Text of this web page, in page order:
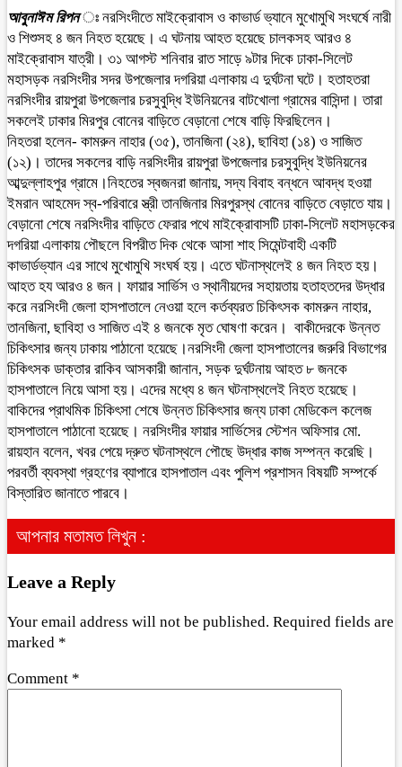
আবুনাঈম রিপনঃ নরসিংদীতে মাইক্রোবাস ও কাভার্ড ভ্যানে মুখোমুখি সংঘর্ষে নারী
ও শিশুসহ ৪ জন নিহত হয়েছে। এ ঘটনায় আহত হয়েছে চালকসহ আরও ৪
মাইক্রোবাস যাত্রী। ৩১ আগস্ট শনিবার রাত সাড়ে ৯টার দিকে ঢাকা-সিলেট
মহাসড়ক নরসিংদীর সদর উপজেলার দগরিয়া এলাকায় এ দুর্ঘটনা ঘটে। হতাহতরা
নরসিংদীর রায়পুরা উপজেলার চরসুবুদ্ধি ইউনিয়নের বাটখোলা গ্রামের বাসিন্দা। তারা
সকলেই ঢাকার মিরপুর বোনের বাড়িতে বেড়ানো শেষে বাড়ি ফিরছিলেন।
নিহতরা হলেন- কামরুন নাহার (৩৫), তানজিনা (২৪), ছাবিহা (১৪) ও সাজিত
(১২)। তাদের সকলের বাড়ি নরসিংদীর রায়পুরা উপজেলার চরসুবুদ্ধি ইউনিয়নের
আব্দুল্লাহপুর গ্রামে।নিহতের স্বজনরা জানায়, সদ্য বিবাহ বন্ধনে আবদ্ধ হওয়া
ইমরান আহমেদ স্ব-পরিবারে স্ত্রী তানজিনার মিরপুরস্থ বোনের বাড়িতে বেড়াতে যায়।
বেড়ানো শেষে নরসিংদীর বাড়িতে ফেরার পথে মাইক্রোবাসটি ঢাকা-সিলেট মহাসড়কের
দগরিয়া এলাকায় পৌছলে বিপরীত দিক থেকে আসা শাহ সিমেন্টবাহী একটি
কাভার্ডভ্যান এর সাথে মুখোমুখি সংঘর্ষ হয়। এতে ঘটনাস্থলেই ৪ জন নিহত হয়।
আহত হয আরও ৪ জন। ফায়ার সার্ভিস ও স্থানীয়দের সহায়তায় হতাহতদের উদ্ধার
করে নরসিংদী জেলা হাসপাতালে নেওয়া হলে কর্তব্যরত চিকিৎসক কামরুন নাহার,
তানজিনা, ছাবিহা ও সাজিত এই ৪ জনকে মৃত ঘোষণা করেন। বাকীদেরকে উন্নত
চিকিৎসার জন্য ঢাকায় পাঠানো হয়েছে।নরসিংদী জেলা হাসপাতালের জরুরি বিভাগের
চিকিৎসক ডাক্তার রাকিব আসকারী জানান, সড়ক দুর্ঘটনায় আহত ৮ জনকে
হাসপাতালে নিয়ে আসা হয়। এদের মধ্যে ৪ জন ঘটনাস্থলেই নিহত হয়েছে।
বাকিদের প্রাথমিক চিকিৎসা শেষে উন্নত চিকিৎসার জন্য ঢাকা মেডিকেল কলেজ
হাসপাতালে পাঠানো হয়েছে। নরসিংদীর ফায়ার সার্ভিসের স্টেশন অফিসার মো.
রায়হান বলেন, খবর পেয়ে দ্রুত ঘটনাস্থলে পৌছে উদ্ধার কাজ সম্পন্ন করেছি।
পরবর্তী ব্যবস্থা গ্রহণের ব্যাপারে হাসপাতাল এবং পুলিশ প্রশাসন বিষয়টি সম্পর্কে
বিস্তারিত জানাতে পারবে।
আপনার মতামত লিখুন :
Leave a Reply
Your email address will not be published. Required fields are
marked *
Comment *